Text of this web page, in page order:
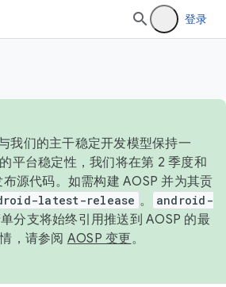
登录
我们的主干稳定开发模型保持一
平台稳定性，我们将在第 2 季度和
源代码。如需构建 AOSP 并为其贡
latest-release 。
android-
分支将始终引用推送到 AOSP 的最
，请参阅 AOSP 变更。